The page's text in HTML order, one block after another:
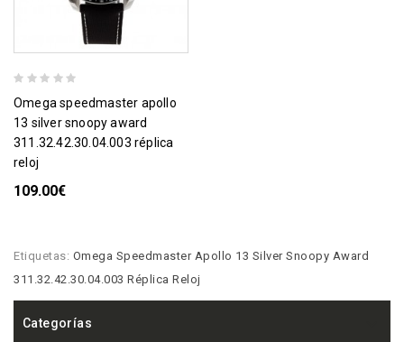
omega speedmaster apollo
13 silver snoopy award
311.32.42.30.04.003 réplica
reloj
109.00€
Etiquetas: Omega Speedmaster Apollo 13 Silver Snoopy Award
311.32.42.30.04.003 Réplica Reloj
Categorías